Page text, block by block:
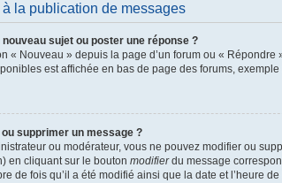
la publication de messages
sujet ou poster une réponse ?
« Nouveau » depuis la page d’un forum ou «
est affichée en bas de page des forums, exemple
supprimer un message ?
ou modérateur, vous ne pouvez modifier ou
en cliquant sur le bouton modifierdu message
de fois qu’il a été modifié ainsi que la date et l’heure